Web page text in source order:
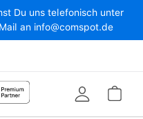
Du uns telefonisch unter
an info@comspot.de